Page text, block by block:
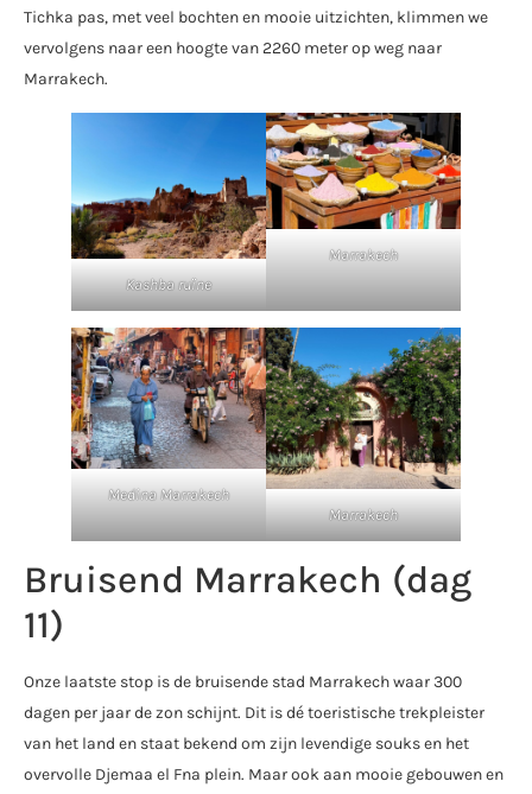
Tichka pas, met veel bochten en mooie uitzichten, klimmen we
vervolgens naar een hoogte van 2260 meter op weg naar
Marrakech.
Kashba ruïne
Marrakech
Medina Marrakech
Marrakech
Bruisend Marrakech (dag
11)
Onze laatste stop is de bruisende stad Marrakech waar 300
dagen per jaar de zon schijnt. Dit is dé toeristische trekpleister
van het land en staat bekend om zijn levendige souks en het
overvolle Djemaa el Fna plein. Maar ook aan mooie gebouwen en